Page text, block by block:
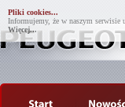
Pliki cookies...
Informujemy, że w naszym serwisie
Więcej...